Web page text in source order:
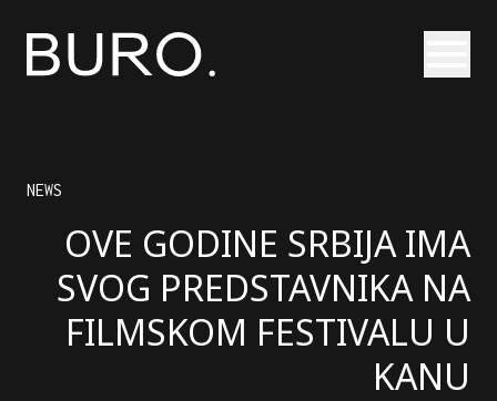
NEWS
OVE GODINE SRBIJA IMA
SVOG PREDSTAVNIKA NA
FILMSKOM FESTIVALU U
KANU